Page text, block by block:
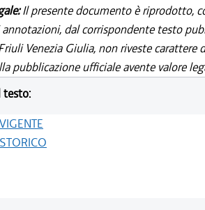
Il presente documento è riprodotto,
dal corrispondente testo
Venezia Giulia, non riveste
pubblicazione ufficiale avente valore
testo: